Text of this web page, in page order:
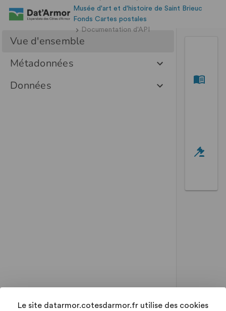
Musée d'art et d'histoire de Saint Brieuc
Fonds Cartes postales
Documentation d'API
Le site datarmor.cotesdarmor.fr utilise des cookies